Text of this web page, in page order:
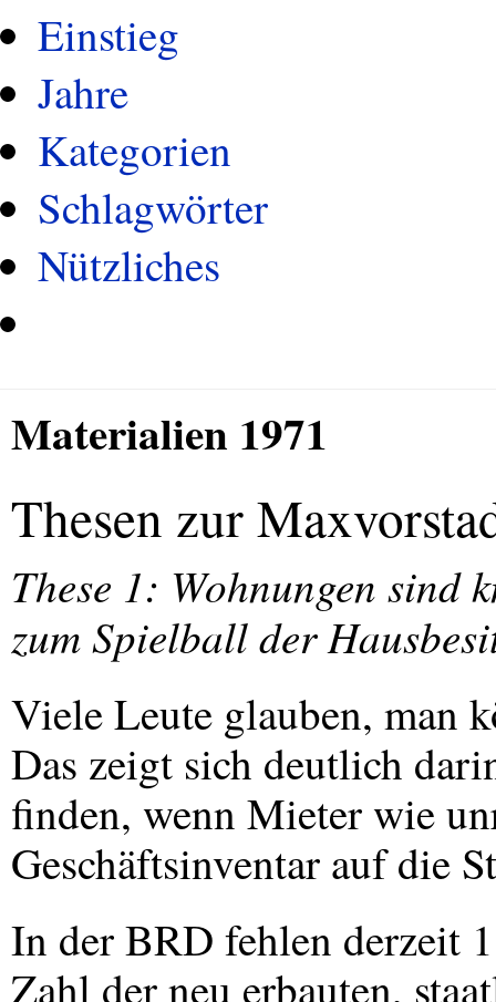
Einstieg
Jahre
Kategorien
Schlagwörter
Nützliches
Materialien 1971
Thesen zur
These 1: Wohnungen
zum Spielball der
Viele Leute glauben, man
Das zeigt sich deutlich
finden, wenn Mieter wie
Geschäftsinventar auf die
In derBRD fehlen derzeit
Zahl der neu erbauten,